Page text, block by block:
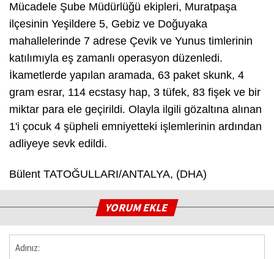
Mücadele Şube Müdürlüğü ekipleri, Muratpaşa
ilçesinin Yeşildere 5, Gebiz ve Doğuyaka
mahallelerinde 7 adrese Çevik ve Yunus timlerinin
katılımıyla eş zamanlı operasyon düzenledi.
İkametlerde yapılan aramada, 63 paket skunk, 4
gram esrar, 114 ecstasy hap, 3 tüfek, 83 fişek ve bir
miktar para ele geçirildi. Olayla ilgili gözaltına alınan
1'i çocuk 4 şüpheli emniyetteki işlemlerinin ardından
adliyeye sevk edildi.
Bülent TATOĞULLARI/ANTALYA, (DHA)
YORUM EKLE